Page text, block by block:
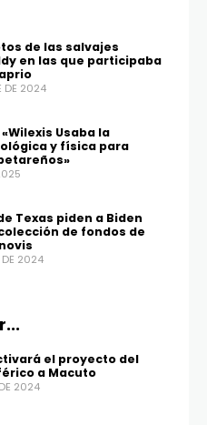
de las salvajes
en las que participaba
DE 2024
Usaba la
y física para
Texas piden a Biden
de fondos de
DE 2024
el proyecto del
a Macuto
2024